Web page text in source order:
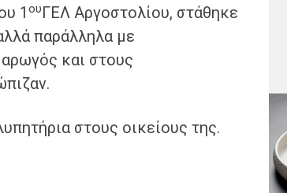
1 ουΓΕΛ Αργοστολίου, στάθηκε
παράλληλα με
και στους
στους οικείους της.